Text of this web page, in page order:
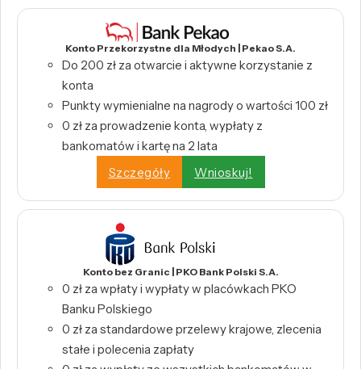
Konto Przekorzystne dla Młodych | Pekao S.A.
Do 200 zł za otwarcie i aktywne korzystanie z
konta
Punkty wymienialne na nagrody o wartości 100 zł
0 zł za prowadzenie konta, wypłaty z
bankomatów i kartę na 2 lata
Szczegóły
Wnioskuj!
Konto bez Granic | PKO Bank Polski S.A.
0 zł za wpłaty i wypłaty w placówkach PKO
Banku Polskiego
0 zł za standardowe przelewy krajowe, zlecenia
stałe i polecenia zapłaty